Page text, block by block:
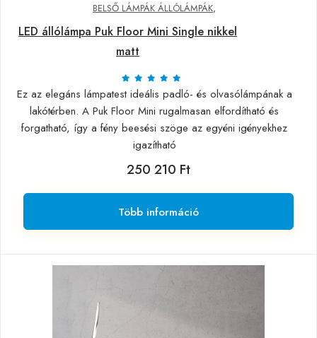
BELSŐ LÁMPÁK ÁLLÓLÁMPÁK,
LED állólámpa Puk Floor Mini Single nikkel
matt
Ez az elegáns lámpatest ideális padló- és olvasólámpának a
lakótérben. A Puk Floor Mini rugalmasan elfordítható és
forgatható, így a fény beesési szöge az egyéni igényekhez
igazítható
250 210 Ft
Több információ